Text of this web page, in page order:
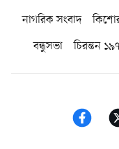
নাগরিক সংবাদ
বন্ধুসভা
চিরন্তন